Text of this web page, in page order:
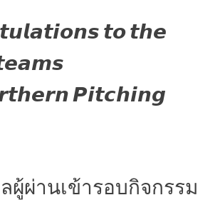
𝙩𝙤 𝙩𝙝𝙚
𝙋𝙞𝙩𝙘𝙝𝙞𝙣𝙜
ผู้ผ่านเข้ารอบกิจกรรม